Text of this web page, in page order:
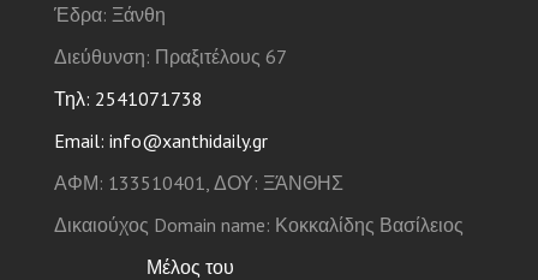
Έδρα: Ξάνθη
Διεύθυνση: Πραξιτέλους 67
Τηλ: 2541071738
Email: info@xanthidaily.gr
ΑΦΜ: 133510401, ΔΟΥ: ΞΆΝΘΗΣ
Δικαιούχος Domain name: Κοκκαλίδης Βασίλειος
Μέλος του